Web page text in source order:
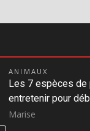
ANIMAUX
Les 7 espèces
entretenir pour
Marise